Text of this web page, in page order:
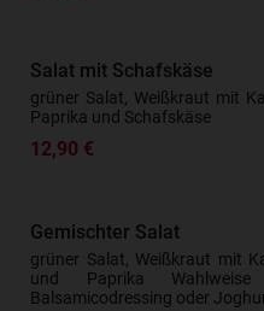
Salat mit Schafskäse
grüner Salat, Weißkraut mit
Paprika und Schafskäse
12,90 €
Gemischter Salat
grüner Salat, Weißkraut mit
und Paprika Wahlweise
Balsamicodressing oder